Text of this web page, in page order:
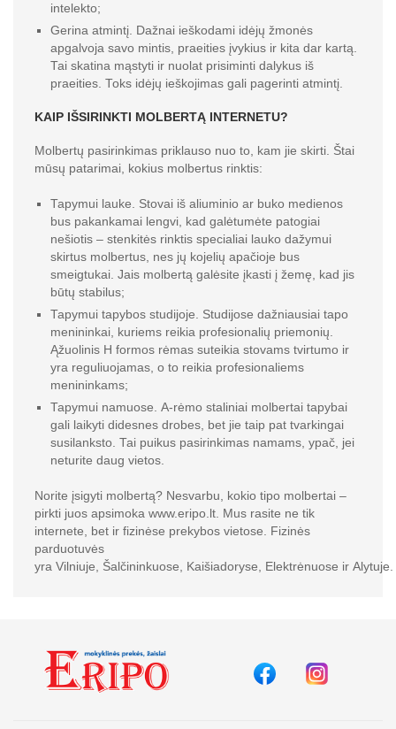
intelekto;
Gerina atmintį. Dažnai ieškodami idėjų žmonės
apgalvoja savo mintis, praeities įvykius ir kita dar kartą.
Tai skatina mąstyti ir nuolat prisiminti dalykus iš
praeities. Toks idėjų ieškojimas gali pagerinti atmintį.
KAIP IŠSIRINKTI MOLBERTĄ INTERNETU?
Molbertų pasirinkimas priklauso nuo to, kam jie skirti. Štai
mūsų patarimai, kokius molbertus rinktis:
Tapymui lauke. Stovai iš aliuminio ar buko medienos
bus pakankamai lengvi, kad galėtumėte patogiai
nešiotis – stenkitės rinktis specialiai lauko dažymui
skirtus molbertus, nes jų kojelių apačioje bus
smeigtukai. Jais molbertą galėsite įkasti į žemę, kad jis
būtų stabilus;
Tapymui tapybos studijoje. Studijose dažniausiai tapo
menininkai, kuriems reikia profesionalių priemonių.
Ąžuolinis H formos rėmas suteikia stovams tvirtumo ir
yra reguliuojamas, o to reikia profesionaliems
menininkams;
Tapymui namuose. A-rėmo staliniai molbertai tapybai
gali laikyti didesnes drobes, bet jie taip pat tvarkingai
susilanksto. Tai puikus pasirinkimas namams, ypač, jei
neturite daug vietos.
Norite įsigyti molbertą? Nesvarbu, kokio tipo molbertai –
pirkti juos apsimoka www.eripo.lt. Mus rasite ne tik
internete, bet ir fizinėse prekybos vietose. Fizinės
parduotuvės
yra Vilniuje, Šalčininkuose, Kaišiadoryse, Elektrėnuose ir Alytuje.